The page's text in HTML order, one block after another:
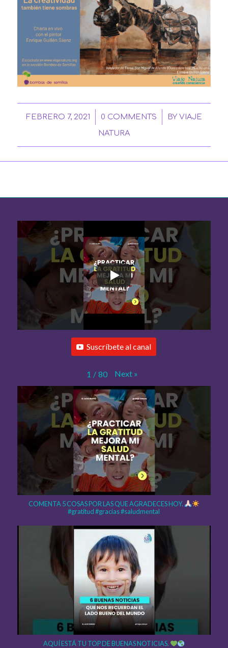
FEBRERO 7, 2021
/ 0 COMMENTS
/ BY VIAJE
NATURA
Suscríbete al canal
1 / 80 Next »
COMENTA 5 COSAS POR LAS QUE AGRADECES HOY.
#gratitud #gracias #saludmental
AQUÍ ESTÁ TU TOP DE BUENAS NOTICIAS.